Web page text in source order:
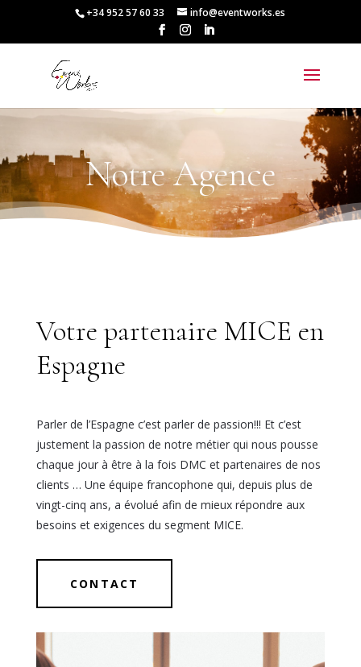
+34 952 57 60 33 info@eventworks.es
Notre Agence
Votre partenaire MICE en
Espagne
Parler de l’Espagne c’est parler de passion!!! Et c’est
justement la passion de notre métier qui nous pousse
chaque jour à être à la fois DMC et partenaires de nos
clients … Une équipe francophone qui, depuis plus de
vingt-cinq ans, a évolué afin de mieux répondre aux
besoins et exigences du segment MICE.
CONTACT